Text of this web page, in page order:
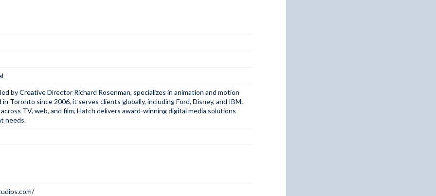
by Creative Director Richard Rosenman, specializes in animation and motion
in Toronto since 2006, it serves clients globally, including Ford, Disney, and IBM.
TV, web, and film, Hatch delivers award-winning digital media solutions
needs.